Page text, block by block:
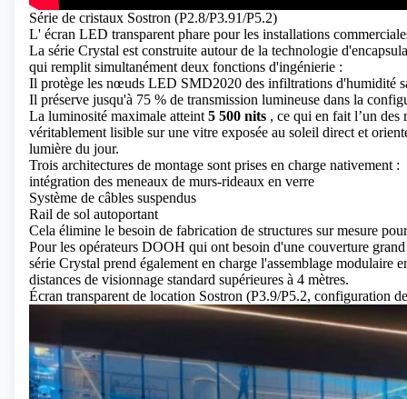
Série de cristaux Sostron (P2.8/P3.91/P5.2)
L' écran LED transparent phare pour les installations
La série Crystal est construite autour de la technologie
qui remplit simultanément deux fonctions d'ingénierie :
Il protège les nœuds LED SMD2020 des infiltrations d'humidité
Il préserve jusqu'à 75 % de transmission lumineuse dans la
La luminosité maximale atteint 5 500 nits , ce qui en fait l’un des
véritablement lisible sur une vitre exposée au soleil direct et
lumière du jour.
Trois architectures de montage sont prises en charge nativement :
intégration des meneaux de murs-rideaux en verre
Système de câbles suspendus
Rail de sol autoportant
Cela élimine le besoin de fabrication de structures sur mesure
Pour les opérateurs DOOH qui ont besoin d'une couverture
série Crystal prend également en charge l'assemblage modulaire
distances de visionnage standard supérieures à 4 mètres.
Écran transparent de location Sostron (P3.9/P5.2, configuration